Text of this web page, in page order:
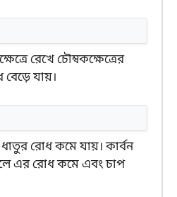
রেখে চৌম্বকক্ষেত্রের
বেড়ে যায়।
রোধ কমে যায়। কার্বন
এর রোধ কমে এবং চাপ